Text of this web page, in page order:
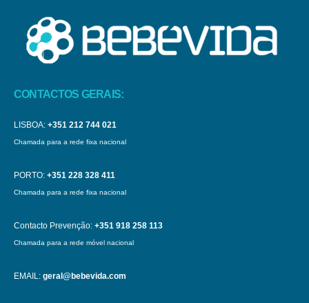
CONTACTOS GERAIS:
LISBOA: +351 212 744 021
Chamada para a rede fixa nacional
PORTO: +351 228 328 411
Chamada para a rede fixa nacional
Contacto Prevenção: +351 918 258 113
Chamada para a rede móvel nacional
EMAIL: geral@bebevida.com